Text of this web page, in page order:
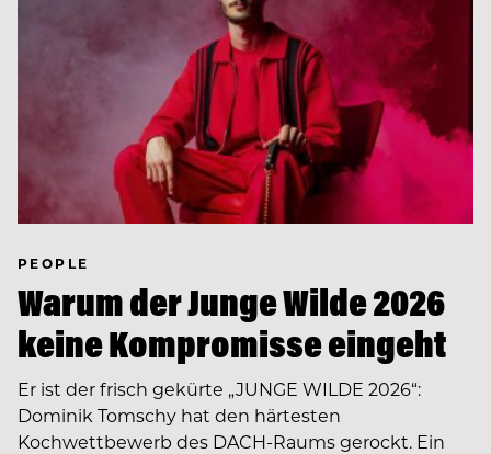
PEOPLE
Warum der Junge Wilde 2026
keine Kompromisse eingeht
Er ist der frisch gekürte „JUNGE WILDE 2026“:
Dominik Tomschy hat den härtesten
Kochwettbewerb des DACH-Raums gerockt. Ein